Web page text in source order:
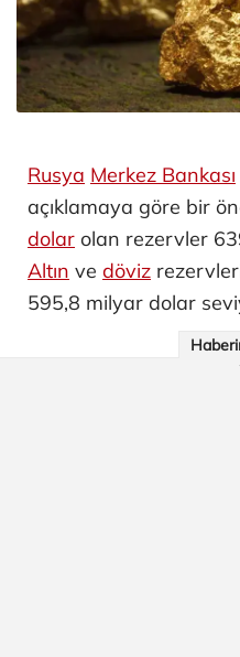
Rusya Merkez Bankası
açıklamaya göre bir
dolar olan rezervler
Altın ve döviz
595,8 milyar dolar